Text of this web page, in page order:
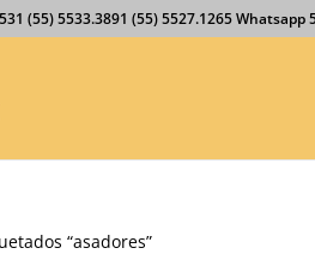
(55) 5533.3891 (55) 5527.1265 Whatsapp
“asadores”